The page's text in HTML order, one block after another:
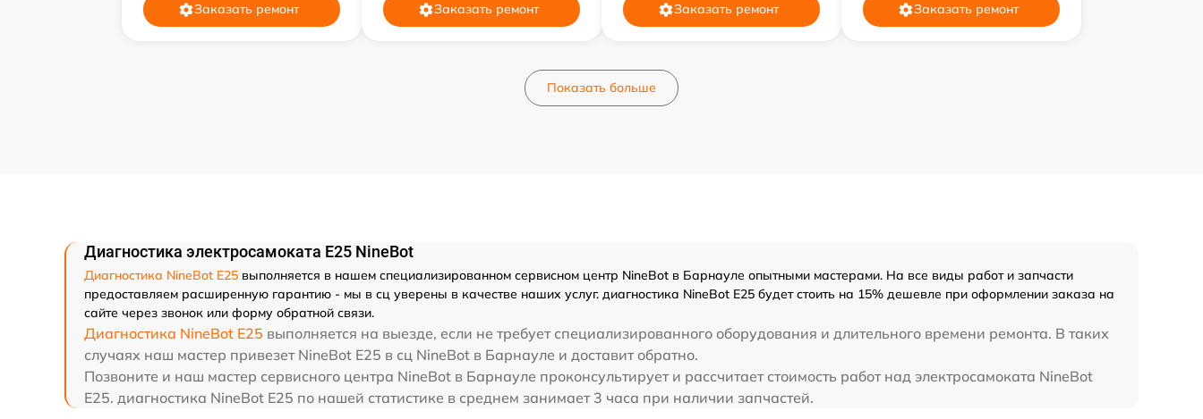
Заказать ремонт Заказать ремонт Заказать ремонт Заказать ремонт
Показать больше
Диагностика электросамоката E25 NineBot
Диагностика NineBot E25 выполняется в нашем специализированном сервисном центр NineBot в Барнауле опытными мастерами. На все виды работ и запчасти
предоставляем расширенную гарантию - мы в сц уверены в качестве наших услуг. диагностика NineBot E25 будет стоить на 15% дешевле при оформлении заказа на
сайте через звонок или форму обратной связи.
Диагностика NineBot E25 выполняется на выезде, если не требует специализированного оборудования и длительного времени ремонта. В таких
случаях наш мастер привезет NineBot E25 в сц NineBot в Барнауле и доставит обратно.
Позвоните и наш мастер сервисного центра NineBot в Барнауле проконсультирует и рассчитает стоимость работ над электросамоката NineBot
E25. диагностика NineBot E25 по нашей статистике в среднем занимает 3 часа при наличии запчастей.